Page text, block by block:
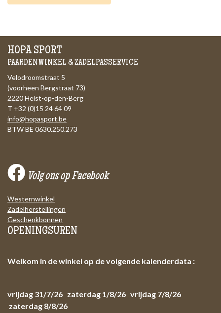
HOPA SPORT
PAARDENWINKEL & ZADELPASSERVICE
Velodroomstraat 5
(voorheen Bergstraat 73)
2220 Heist-op-den-Berg
T +32 (0)15 24 64 09
info@hopasport.be
BTW BE 0630.250.273
Volg ons op Facebook
Westernwinkel
Zadelherstellingen
Geschenkbonnen
OPENINGSUREN
Welkom in de winkel op de volgende kalenderdata :
vrijdag 31/7/26 zaterdag 1/8/26 vrijdag 7/8/26
zaterdag 8/8/26